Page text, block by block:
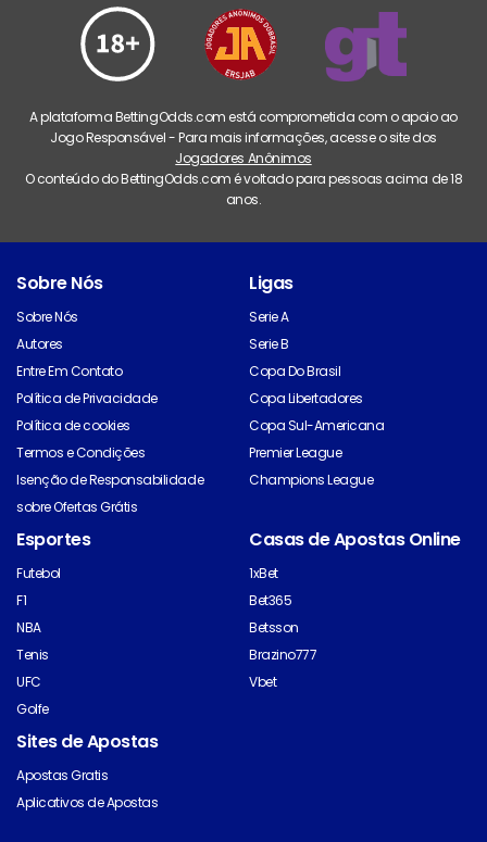
A plataforma BettingOdds.com está comprometida com o apoio ao
Jogo Responsável - Para mais informações, acesse o site dos
Jogadores Anônimos
O conteúdo do BettingOdds.com é voltado para pessoas acima de 18
anos.
Sobre Nós
Sobre Nós
Autores
Entre Em Contato
Política de Privacidade
Política de cookies
Termos e Condições
Isenção de Responsabilidade
sobre Ofertas Grátis
Ligas
Serie A
Serie B
Copa Do Brasil
Copa Libertadores
Copa Sul-Americana
Premier League
Champions League
Esportes
Futebol
F1
NBA
Tenis
UFC
Golfe
Casas de Apostas Online
1xBet
Bet365
Betsson
Brazino777
Vbet
Sites de Apostas
Apostas Gratis
Aplicativos de Apostas